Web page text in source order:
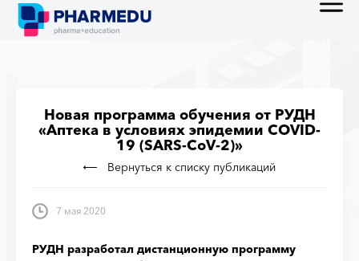
Новая программа обучения от РУДН
«Аптека в условиях эпидемии COVID-
19 (SARS-CoV-2)»
Вернуться к списку публикаций
7 мая 2020
РУДН разработал дистанционную программу